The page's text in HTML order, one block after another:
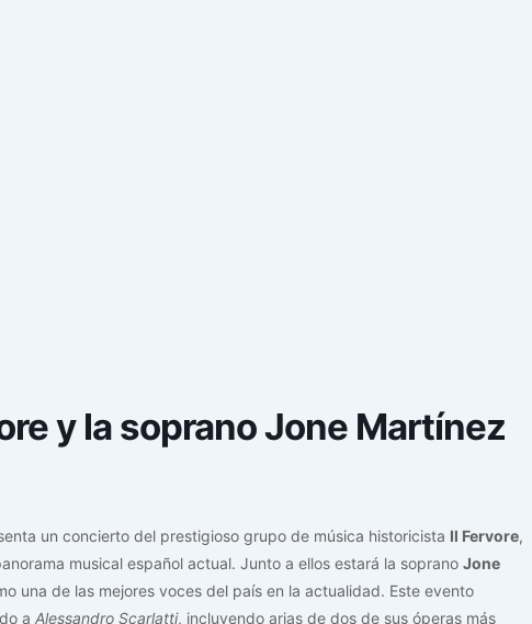
y la soprano Jone Martínez
un concierto del prestigioso grupo de música historicista Il Fervore,
musical español actual. Junto a ellos estará la soprano Jone
una de las mejores voces del país en la actualidad. Este evento
a Alessandro Scarlatti, incluyendo arias de dos de sus óperas más